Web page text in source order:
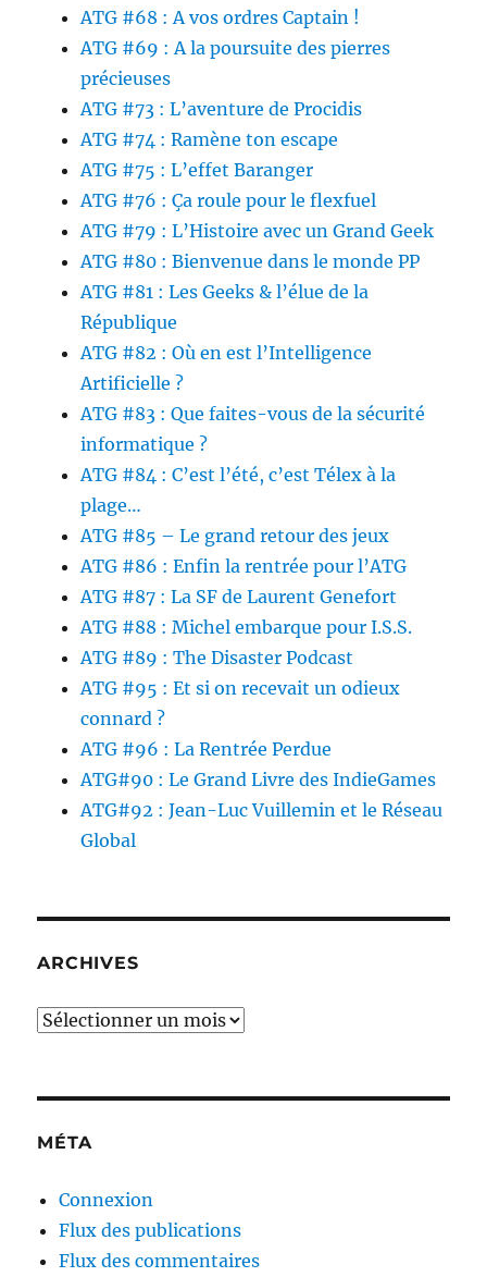
ATG #68 : A vos ordres Captain !
ATG #69 : A la poursuite des pierres
précieuses
ATG #73 : L’aventure de Procidis
ATG #74 : Ramène ton escape
ATG #75 : L’effet Baranger
ATG #76 : Ça roule pour le flexfuel
ATG #79 : L’Histoire avec un Grand Geek
ATG #80 : Bienvenue dans le monde PP
ATG #81 : Les Geeks & l’élue de la
République
ATG #82 : Où en est l’Intelligence
Artificielle ?
ATG #83 : Que faites-vous de la sécurité
informatique ?
ATG #84 : C’est l’été, c’est Télex à la
plage…
ATG #85 – Le grand retour des jeux
ATG #86 : Enfin la rentrée pour l’ATG
ATG #87 : La SF de Laurent Genefort
ATG #88 : Michel embarque pour I.S.S.
ATG #89 : The Disaster Podcast
ATG #95 : Et si on recevait un odieux
connard ?
ATG #96 : La Rentrée Perdue
ATG#90 : Le Grand Livre des IndieGames
ATG#92 : Jean-Luc Vuillemin et le Réseau
Global
ARCHIVES
Archives
MÉTA
Connexion
Flux des publications
Flux des commentaires